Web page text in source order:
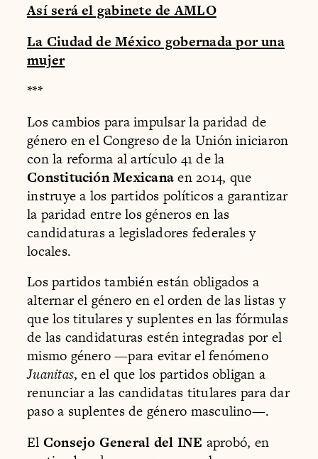
Así será el gabinete de AMLO
La Ciudad de México gobernada por una
mujer
***
Los cambios para impulsar la paridad de
género en el Congreso de la Unión iniciaron
con la reforma al artículo 41 de la
Constitución Mexicanaen 2014, que
instruye a los partidos políticos a garantizar
la paridad entre los géneros en las
candidaturas a legisladores federales y
locales.
Los partidos también están obligados a
alternar el género en el orden de las listas y
que los titulares y suplentes en las fórmulas
de las candidaturas estén integradas por el
mismo género —para evitar el fenómeno
Juanitas, en el que los partidos obligan a
renunciar a las candidatas titulares para dar
paso a suplentes de género masculino—.
El Consejo General del INE aprobó, en